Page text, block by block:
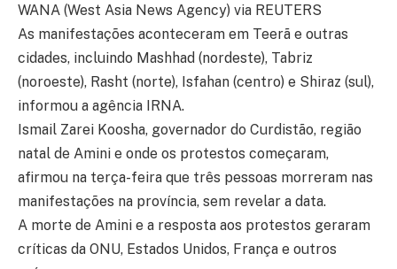
WANA (West Asia News Agency) via REUTERS
As manifestações aconteceram em Teerã e outras
cidades, incluindo Mashhad (nordeste), Tabriz
(noroeste), Rasht (norte), Isfahan (centro) e Shiraz (sul),
informou a agência IRNA.
Ismail Zarei Koosha, governador do Curdistão, região
natal de Amini e onde os protestos começaram,
afirmou na terça-feira que três pessoas morreram nas
manifestações na província, sem revelar a data.
A morte de Amini e a resposta aos protestos geraram
críticas da ONU, Estados Unidos, França e outros